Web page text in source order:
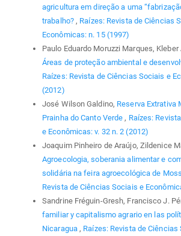
agricultura em direção a uma
trabalho? , Raízes: Revista de Ciências
Econômicas: n. 15 (1997)
Paulo Eduardo Moruzzi Marques,
Áreas de proteção ambiental e
Raízes: Revista de Ciências Sociais e
(2012)
José Wilson Galdino, Reserva Extrativa
Prainha do Canto Verde , Raízes:
e Econômicas: v. 32 n. 2 (2012)
Joaquim Pinheiro de Araújo, Zildenice
Agroecologia, soberania alimentar e
solidária na feira agroecológica de
Revista de Ciências Sociais e
Sandrine Fréguin-Gresh, Francisco J.
familiar y capitalismo agrario en las
Nicaragua , Raízes: Revista de Ciências